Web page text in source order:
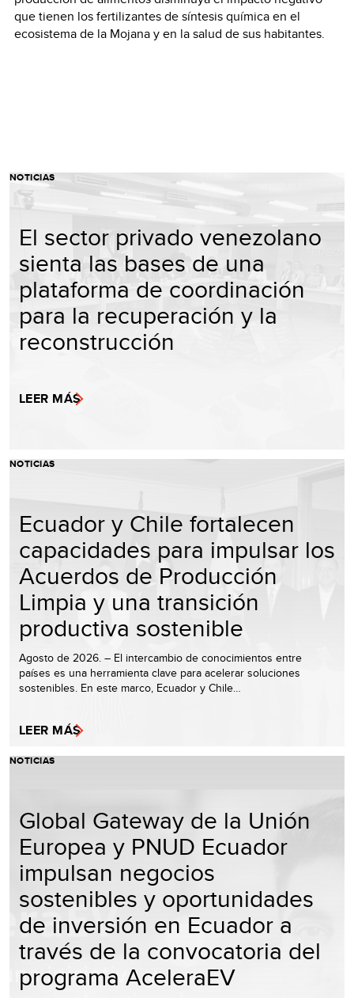
que tienen los fertilizantes de síntesis química en el
ecosistema de la Mojana y en la salud de sus habitantes.
NOTICIAS
El sector privado venezolano
sienta las bases de una
plataforma de coordinación
para la recuperación y la
reconstrucción
LEER MÁS
NOTICIAS
Ecuador y Chile fortalecen
capacidades para impulsar los
Acuerdos de Producción
Limpia y una transición
productiva sostenible
Agosto de 2026. – El intercambio de conocimientos entre
países es una herramienta clave para acelerar soluciones
sostenibles. En este marco, Ecuador y Chile…
LEER MÁS
NOTICIAS
Global Gateway de la Unión
Europea y PNUD Ecuador
impulsan negocios
sostenibles y oportunidades
de inversión en Ecuador a
través de la convocatoria del
programa AceleraEV